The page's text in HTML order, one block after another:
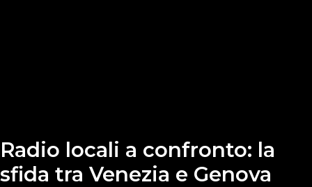
Radio locali a confronto: la
sfida tra Venezia e Genova